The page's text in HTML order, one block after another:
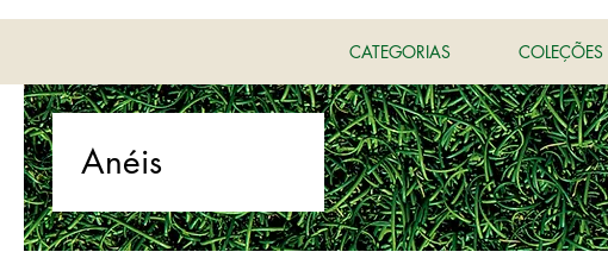
CATEGORIAS COLEÇÕES
Anéis